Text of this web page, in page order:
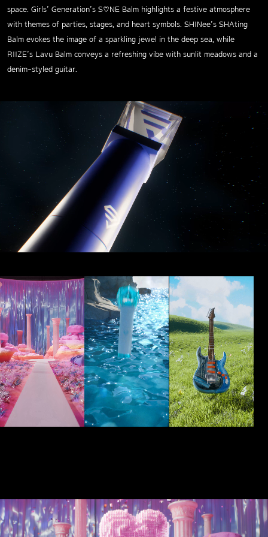
space. Girls’ Generation’s S♡NE Balm highlights a festive atmosphere
with themes of parties, stages, and heart symbols. SHINee’s SHAting
Balm evokes the image of a sparkling jewel in the deep sea, while
RIIZE’s Lavu Balm conveys a refreshing vibe with sunlit meadows and a
denim-styled guitar.